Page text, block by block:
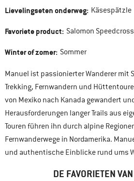
Lievelingseten onderweg: Käsespätzle
Favoriete product: Salomon Speedcross
Winter of zomer: Sommer
Manuel ist passionierter Wanderer mit
Trekking, Fernwandern und
von Mexiko nach Kanada gewandert
Herausforderungen langer Trails aus
Touren führen ihn durch alpine
Fernwanderwege in Nordamerika.
und authentische Einblicke rund ums
DE FAVORIETEN